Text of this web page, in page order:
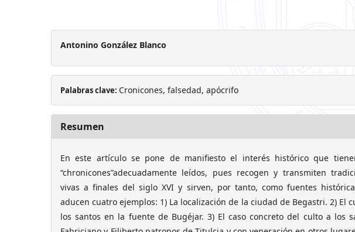
Antonino González Blanco
Palabras clave: Cronicones, falsedad, apócrifo
Resumen
En este artículo se pone de manifiesto el interés histórico que
“chronicones”adecuadamente leídos, pues recogen y transmiten
vivas a finales del siglo XVI y sirven, por tanto, como fuentes
aducen cuatro ejemplos: 1) La localización de la ciudad de Begastri. 2) El
los santos en la fuente de Bugéjar. 3) El caso concreto del culto a los